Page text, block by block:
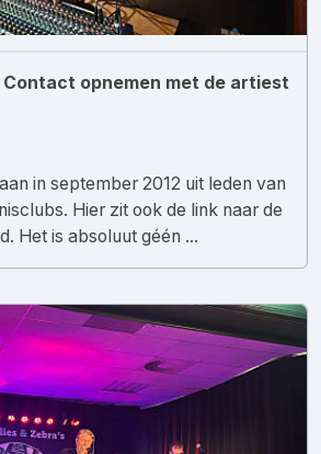
Contact opnemen met de artiest
in september 2012 uit leden van
Hier zit ook de link naar de
Het is absoluut géén ...